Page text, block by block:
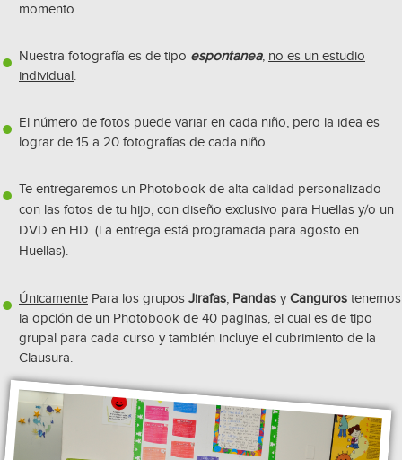
momento.
Nuestra fotografía es de tipo espontanea, no es un estudio
individual.
El número de fotos puede variar en cada niño, pero la idea es
lograr de 15 a 20 fotografías de cada niño.
Te entregaremos un Photobook de alta calidad personalizado
con las fotos de tu hijo, con diseño exclusivo para Huellas y/o un
DVD en HD. (La entrega está programada para agosto en
Huellas).
Únicamente Para los grupos Jirafas, Pandas y Canguros tenemos
la opción de un Photobook de 40 paginas, el cual es de tipo
grupal para cada curso y también incluye el cubrimiento de la
Clausura.